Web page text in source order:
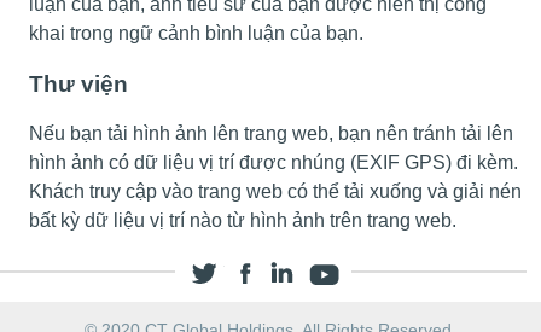
luận của bạn, ảnh tiểu sử của bạn được hiển thị công
khai trong ngữ cảnh bình luận của bạn.
Thư viện
Nếu bạn tải hình ảnh lên trang web, bạn nên tránh tải lên
hình ảnh có dữ liệu vị trí được nhúng (EXIF GPS) đi kèm.
Khách truy cập vào trang web có thể tải xuống và giải nén
bất kỳ dữ liệu vị trí nào từ hình ảnh trên trang web.